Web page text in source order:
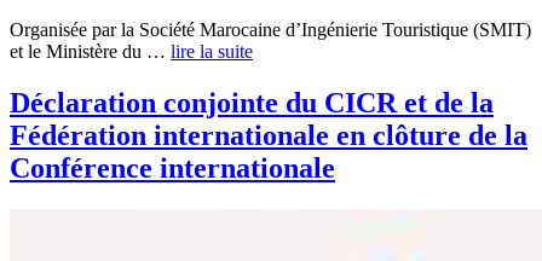
Organisée par la Société Marocaine d’Ingénierie Touristique (SMIT)
et le Ministère du … lire la suite
Déclaration conjointe du CICR et de la
Fédération internationale en clôture de la
Conférence internationale